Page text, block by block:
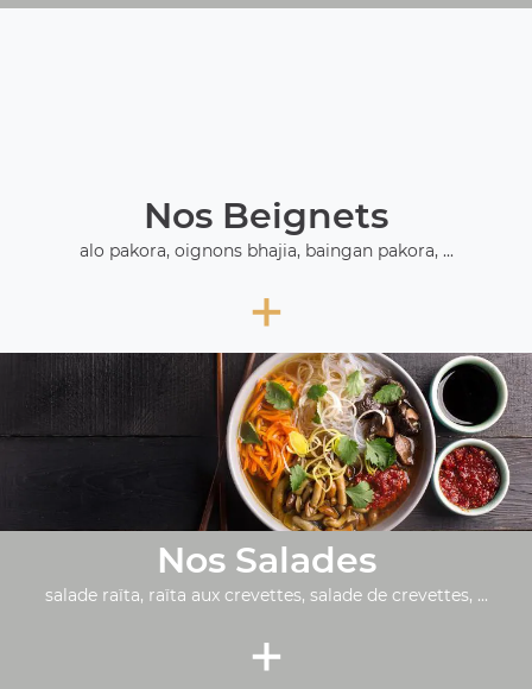
Nos Beignets
alo pakora, oignons bhajia, baingan pakora, ...
+
Nos Salades
salade raïta, raïta aux crevettes, salade de crevettes, ...
+